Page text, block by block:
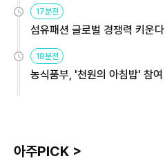
17분전
섬유패션 글로벌 경쟁력 키운
18분전
농식품부, '천원의 아침밥' 참
아주PICK >